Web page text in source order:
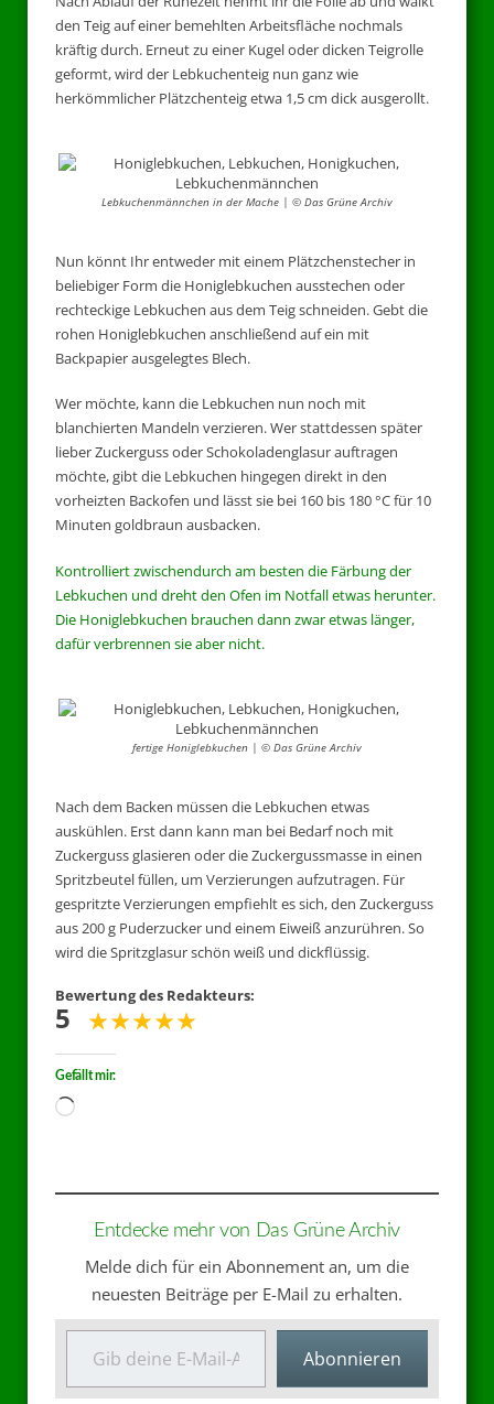
den Teig auf einer bemehlten Arbeitsfläche nochmals
kräftig durch. Erneut zu einer Kugel oder dicken Teigrolle
geformt, wird der Lebkuchenteig nun ganz wie
herkömmlicher Plätzchenteig etwa 1,5 cm dick ausgerollt.
Lebkuchenmännchen in der Mache | © Das Grüne Archiv
Nun könnt Ihr entweder mit einem Plätzchenstecher in
beliebiger Form die Honiglebkuchen ausstechen oder
rechteckige Lebkuchen aus dem Teig schneiden. Gebt die
rohen Honiglebkuchen anschließend auf ein mit
Backpapier ausgelegtes Blech.
Wer möchte, kann die Lebkuchen nun noch mit
blanchierten Mandeln verzieren. Wer stattdessen später
lieber Zuckerguss oder Schokoladenglasur auftragen
möchte, gibt die Lebkuchen hingegen direkt in den
vorheizten Backofen und lässt sie bei 160 bis 180 °C für 10
Minuten goldbraun ausbacken.
Kontrolliert zwischendurch am besten die Färbung der
Lebkuchen und dreht den Ofen im Notfall etwas herunter.
Die Honiglebkuchen brauchen dann zwar etwas länger,
dafür verbrennen sie aber nicht.
fertige Honiglebkuchen | © Das Grüne Archiv
Nach dem Backen müssen die Lebkuchen etwas
auskühlen. Erst dann kann man bei Bedarf noch mit
Zuckerguss glasieren oder die Zuckergussmasse in einen
Spritzbeutel füllen, um Verzierungen aufzutragen. Für
gespritzte Verzierungen empfiehlt es sich, den Zuckerguss
aus 200 g Puderzucker und einem Eiweiß anzurühren. So
wird die Spritzglasur schön weiß und dickflüssig.
Bewertung des Redakteurs:
5
Gefällt mir:
Entdecke mehr von Das Grüne Archiv
Melde dich für ein Abonnement an, um die
neuesten Beiträge per E-Mail zu erhalten.
Abonnieren